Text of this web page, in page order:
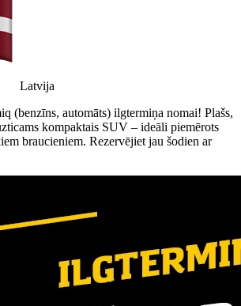
Latvija
(benzīns, automāts) ilgtermiņa nomai! Plašs,
kompaktais SUV – ideāli piemērots
braucieniem. Rezervējiet jau šodien ar